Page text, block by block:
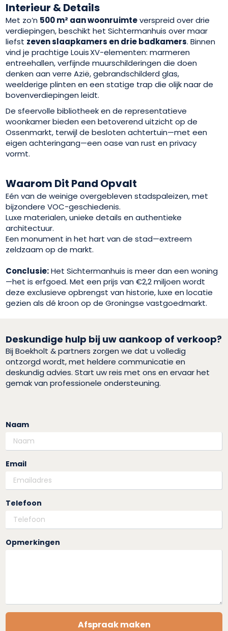
Interieur & Details
Met zo’n 500 m² aan woonruimteverspreid over drie
verdiepingen, beschikt het Sichtermanhuis over maar
liefst zeven slaapkamers en drie badkamers. Binnen
vind je prachtige Louis XV-elementen: marmeren
entreehallen, verfijnde muurschilderingen die doen
denken aan verre Azië, gebrandschilderd glas,
weelderige plinten en een statige trap die olijk naar de
bovenverdiepingen leidt.
De sfeervolle bibliotheek en de representatieve
woonkamer bieden een betoverend uitzicht op de
Ossenmarkt, terwijl de besloten achtertuin—met een
eigen achteringang—een oase van rust en privacy
vormt.
Waarom Dit Pand Opvalt
Eén van de weinige overgebleven stadspaleizen, met
bijzondere VOC-geschiedenis.
Luxe materialen, unieke details en authentieke
architectuur.
Een monument in het hart van de stad—extreem
zeldzaam op de markt.
Conclusie:Het Sichtermanhuis is meer dan een woning
—het is erfgoed. Met een prijs van €2,2 miljoen wordt
deze exclusieve opbrengst van historie, luxe en locatie
gezien als dé kroon op de Groningse vastgoedmarkt.
Deskundige hulp bij uw aankoop of verkoop?
Bij Boekholt & partners zorgen we dat u volledig
ontzorgd wordt, met heldere communicatie en
deskundig advies. Start uw reis met ons en ervaar het
gemak van professionele ondersteuning.
Naam
Email
Telefoon
Opmerkingen
Afspraak maken